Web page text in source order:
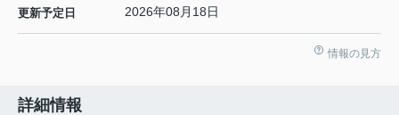
更新予定日 2026年08月18日
情報の見方
詳細情報